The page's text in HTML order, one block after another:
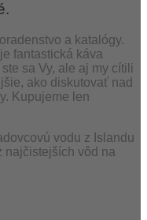
a katalógy.
fantastická káva
sa Vy, ale aj my cítili
ako diskutovať nad
Kupujeme len
vodu z Islandu
najčistejších vôd na